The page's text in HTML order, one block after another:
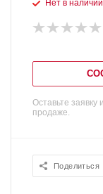
Нет в наличии
Оставьте заявку
продаже.
Поделиться